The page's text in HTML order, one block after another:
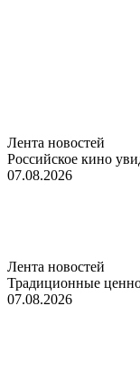
Лента новостей
Российское кино
07.08.2026
Лента новостей
Традиционные
07.08.2026